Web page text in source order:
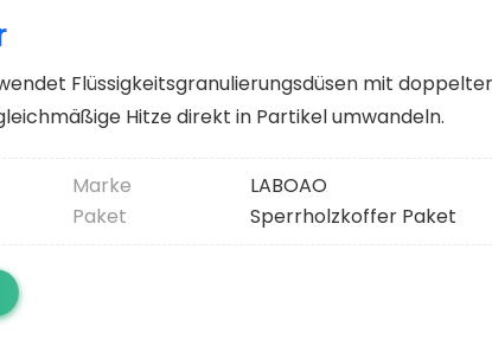
Flüssigkeitsgranulierungsdüsen mit
Hitze direkt in Partikel umwandeln.
Marke
LABOAO
Paket Sperrholzkoffer Paket